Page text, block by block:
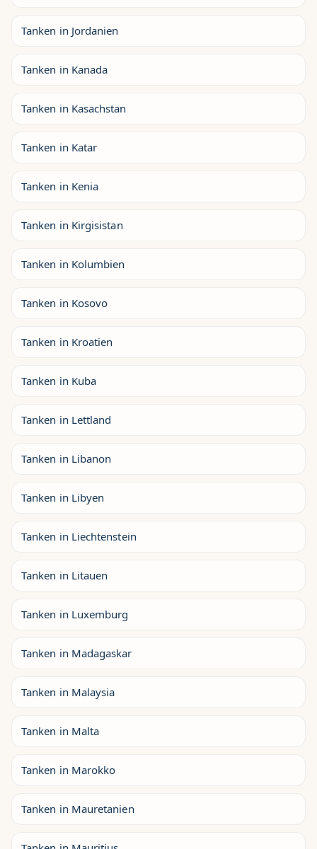
Tanken in Jordanien
Tanken in Kanada
Tanken in Kasachstan
Tanken in Katar
Tanken in Kenia
Tanken in Kirgisistan
Tanken in Kolumbien
Tanken in Kosovo
Tanken in Kroatien
Tanken in Kuba
Tanken in Lettland
Tanken in Libanon
Tanken in Libyen
Tanken in Liechtenstein
Tanken in Litauen
Tanken in Luxemburg
Tanken in Madagaskar
Tanken in Malaysia
Tanken in Malta
Tanken in Marokko
Tanken in Mauretanien